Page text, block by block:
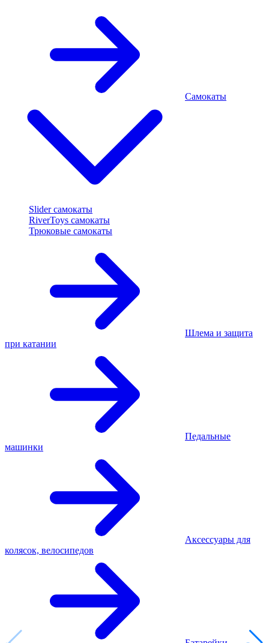
Самокаты
Slider самокаты
RiverToys самокаты
Трюковые самокаты
Шлема и защита
при катании
Педальные
машинки
Аксессуары для
колясок, велосипедов